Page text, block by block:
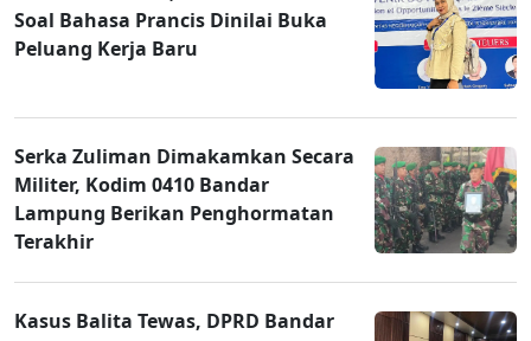
Soal Bahasa Prancis Dinilai Buka
Peluang Kerja Baru
Serka Zuliman Dimakamkan Secara
Militer, Kodim 0410 Bandar
Lampung Berikan Penghormatan
Terakhir
Kasus Balita Tewas, DPRD Bandar